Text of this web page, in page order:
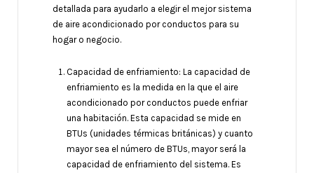
detallada para ayudarlo a elegir el mejor sistema
de aire acondicionado por conductos para su
hogar o negocio.
Capacidad de enfriamiento: La capacidad de
enfriamiento es la medida en la que el aire
acondicionado por conductos puede enfriar
una habitación. Esta capacidad se mide en
BTUs (unidades térmicas británicas) y cuanto
mayor sea el número de BTUs, mayor será la
capacidad de enfriamiento del sistema. Es